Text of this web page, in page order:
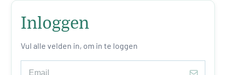
Inloggen
Vul alle velden in, om in te loggen